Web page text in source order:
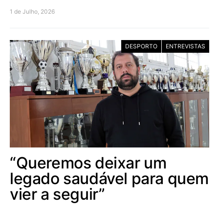
1 de Julho, 2026
DESPORTO ENTREVISTAS
“Queremos deixar um
legado saudável para quem
vier a seguir”